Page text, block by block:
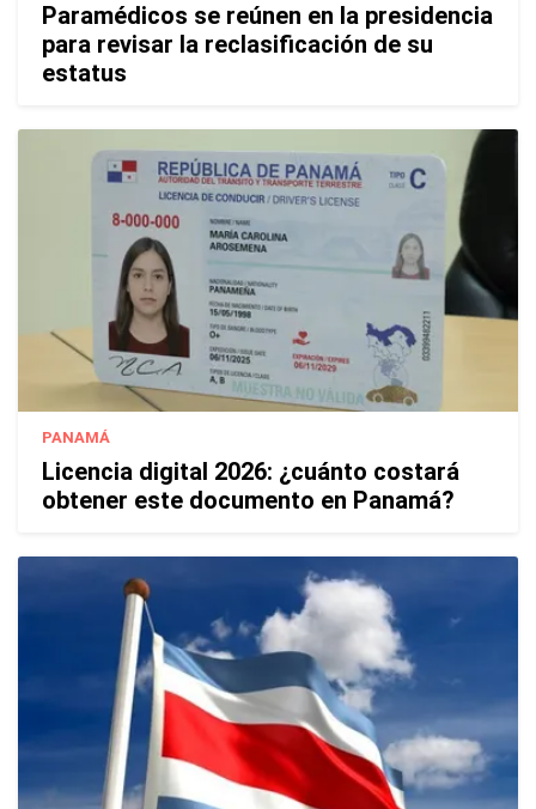
Paramédicos se reúnen en la presidencia
para revisar la reclasificación de su
estatus
PANAMÁ
Licencia digital 2026: ¿cuánto costará
obtener este documento en Panamá?